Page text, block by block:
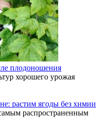
плодоношения
хорошего урожая
растим ягоды без химии
распространенным